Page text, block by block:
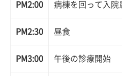
PM2:00 病棟を回って入院
PM2:30 昼食
PM3:00 午後の診療開始